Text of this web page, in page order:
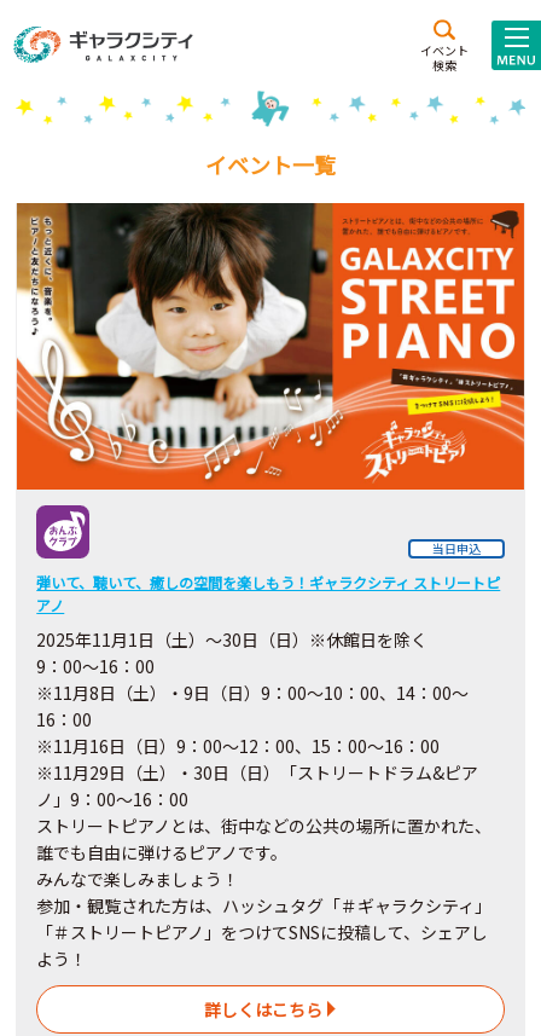
イベント
検索
施設案内
こども
西新井
施設･
施設貸出･団体利用
こどもみーてぃんぐ
Gがくえん
ブランドからのお知らせ
いっしょに創る
イベントレポート
イベント一覧
当日申込
弾いて、聴いて、癒しの空間を楽しもう！ギャラクシティ ストリートピ
アノ
2025年11月1日（土）～30日（日）※休館日を除く
9：00～16：00
※11月8日（土）・9日（日）9：00～10：00、14：00～
16：00
※11月16日（日）9：00～12：00、15：00～16：00
※11月29日（土）・30日（日）「ストリートドラム&ピア
ノ」9：00～16：00
ストリートピアノとは、街中などの公共の場所に置かれた、
誰でも自由に弾けるピアノです。
みんなで楽しみましょう！
参加・観覧された方は、ハッシュタグ「＃ギャラクシティ」
「＃ストリートピアノ」をつけてSNSに投稿して、シェアし
よう！
詳しくはこちら